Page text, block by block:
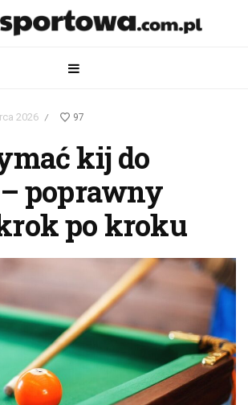
2026 / 97
kij do
poprawny
po kroku